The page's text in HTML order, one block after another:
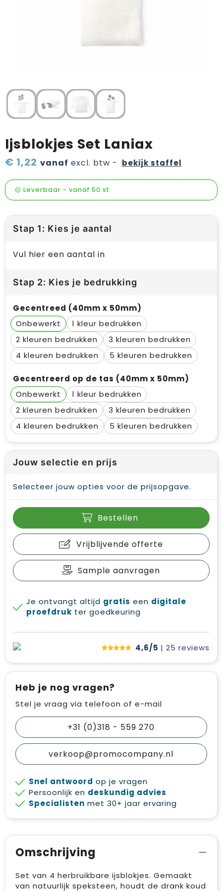
Sinterklaas artikelen
Wijn, bier en proeverij
Zomerpakketten
Ijsblokjes Set Laniax
€ 1,22 vanaf excl. btw - bekijk staffel
Leverbaar - vanaf 50 st.
Stap 1: Kies je aantal
Vul hier een aantal in
Stap 2: Kies je bedrukking
Gecentreed (40mm x 50mm)
Onbewerkt
1
2
3
4
5
Gecentreerd op de tas (40mm x 50mm)
Onbewerkt
1
2
3
4
5
Jouw selectie en prijs
Selecteer jouw opties voor de prijsopgave.
Bestellen
Vrijblijvende offerte
Sample aanvragen
Je ontvangt altijd gratis een digitale
proefdruk ter goedkeuring
4,6/5 | 25 reviews
Heb je nog vragen?
Stel je vraag via telefoon of e-mail
+31 (0)318 - 559 270
verkoop@promocompany.nl
Snel antwoord op je vragen
Persoonlijk en deskundig advies
Specialisten met 30+ jaar ervaring
Omschrijving
Set van 4 herbruikbare ijsblokjes. Gemaakt
van natuurlijk speksteen, houdt de drank koud